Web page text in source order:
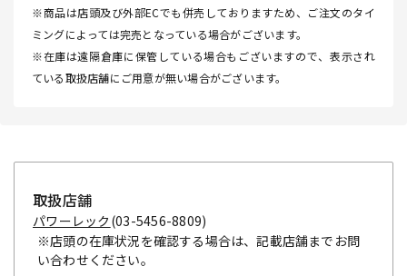
※商品は店頭及び外部ECでも併売しておりますため、ご注文のタイ
ミングによっては完売となっている場合がございます。
※在庫は遠隔倉庫に保管している場合もございますので、表示され
ている取扱店舗にご用意が無い場合がございます。
取扱店舗
パワーレック (03-5456-8809)
※店頭の在庫状況を確認する場合は、記載店舗までお問
い合わせください。